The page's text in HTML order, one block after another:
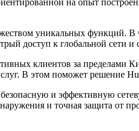
на опыт
уникальных функций. В
доступ к глобальной сети
клиентов за
В этом поможет решение
и эффективную
и точная защита от